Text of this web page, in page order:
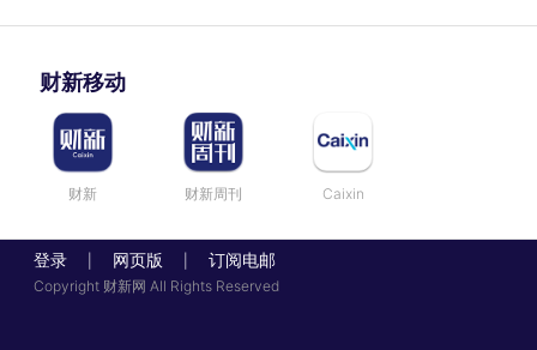
财新移动
财新 财新周刊 Caixin
登录 网页版 订阅电邮
Copyright 财新网 All Rights Reserved